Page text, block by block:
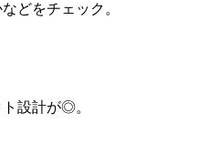
どをチェック。
設計が◎。